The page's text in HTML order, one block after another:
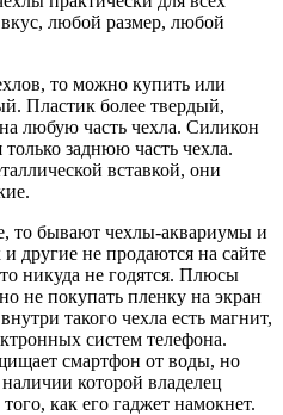
любой размер, любой
то можно купить или
Пластик более твердый,
любую часть чехла. Силикон
заднюю часть чехла.
вставкой, они
то бывают чехлы-аквариумы и
другие не продаются на сайте
никуда не годятся. Плюсы
не покупать пленку на экран
такого чехла есть магнит,
систем телефона.
смартфон от воды, но
которой владелец
как его гаджет намокнет.